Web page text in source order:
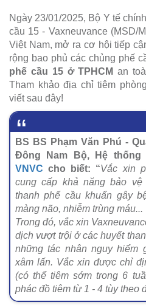
Ngày 23/01/2025, Bộ Y tế
cầu 15 - Vaxneuvance (MSD/
Việt Nam, mở ra cơ hội tiếp
rộng bao phủ các chủng phế
phế cầu 15 ở TPHCMan
Tham khảo địa chỉ tiêm
viết sau đây!
BS BS Phạm Văn Phú -
Đông Nam Bộ, Hệ thống
VNVC cho biết: “Vắc xin
cung cấp khả năng bảo
thanh phế cầu khuẩn gây
màng não, nhiễm trùng máu...
Trong đó, vắc xin
dịch vượt trội ở các huyết
những tác nhân nguy hiểm
xâm lấn. Vắc xin được chỉ
(có thể tiêm sớm trong 6
phác đồ tiêm từ 1 - 4 tùy theo